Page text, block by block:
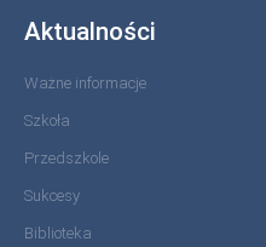
Aktualności
Ważne informacje
Szkoła
Przedszkole
Sukcesy
Biblioteka